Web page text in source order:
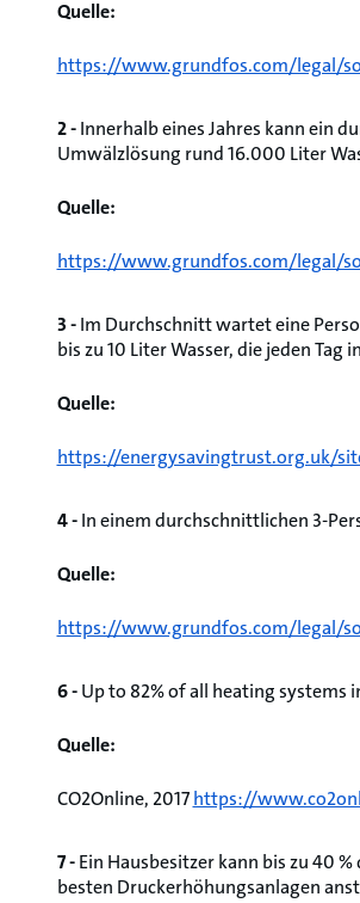
Quelle:
https://www.grundfos.com/legal/
2 -Innerhalb eines Jahres kann ein
Umwälzlösung rund 16.000 Liter
Quelle:
https://www.grundfos.com/legal/
3 -Im Durchschnitt wartet eine
bis zu 10 Liter Wasser, die jeden Tag
Quelle:
https://energysavingtrust.org.uk/
4 -In einem durchschnittlichen 3-
Quelle:
https://www.grundfos.com/legal/
6 -Up to 82% of all heating systems
Quelle:
CO2Online, 2017https://
7 -Ein Hausbesitzer kann bis zu 40
besten Druckerhöhungsanlagen